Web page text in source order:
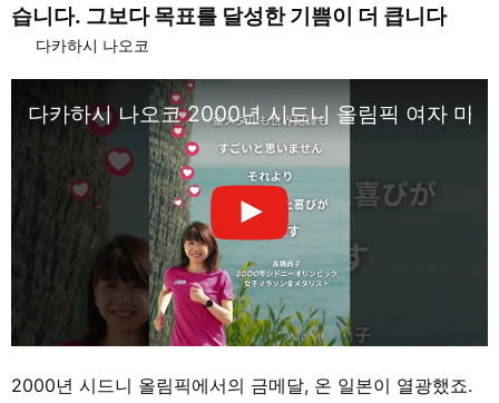
습니다. 그보다 목표를 달성한 기쁨이 더 큽니다
다카하시 나오코
다카하시 나오코 2000년 시드니 올림픽 여자 마
2000년 시드니 올림픽에서의 금메달, 온 일본이 열광했죠.